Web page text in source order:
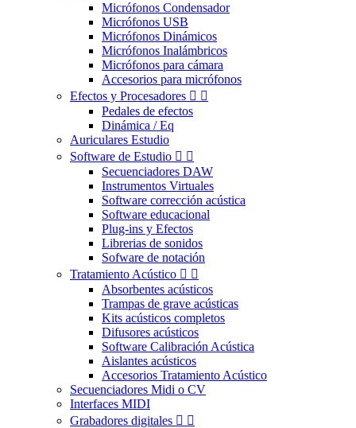
Micrófonos Condensador
Micrófonos USB
Micrófonos Dinámicos
Micrófonos Inalámbricos
Micrófonos para cámara
Accesorios para micrófonos
Efectos y Procesadores  
Pedales de efectos
Dinámica / Eq
Auriculares Estudio
Software de Estudio  
Secuenciadores DAW
Instrumentos Virtuales
Software corrección acústica
Software educacional
Plug-ins y Efectos
Librerias de sonidos
Sofware de notación
Tratamiento Acústico  
Absorbentes acústicos
Trampas de grave acústicas
Kits acústicos completos
Difusores acústicos
Software Calibración Acústica
Aislantes acústicos
Accesorios Tratamiento Acústico
Secuenciadores Midi o CV
Interfaces MIDI
Grabadores digitales  